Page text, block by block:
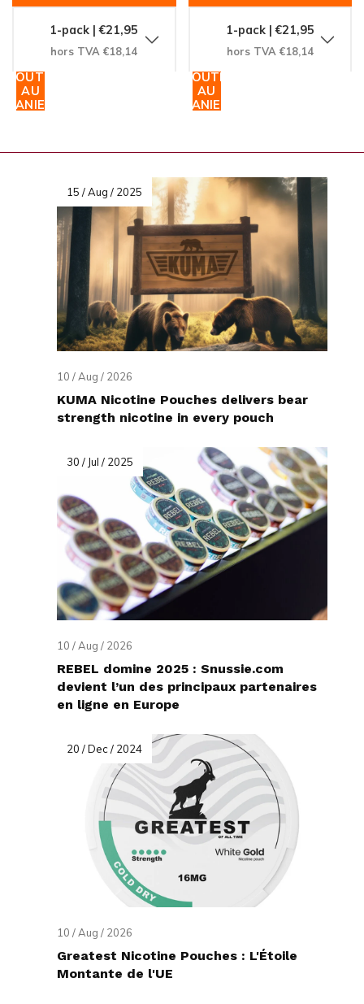
1-pack | €21,95
hors TVA €18,14
AJOUTER
AU
PANIER
1-pack | €21,95
hors TVA €18,14
AJOUTER
AU
PANIER
15 / Aug / 2025
10 / Aug / 2026
KUMA Nicotine Pouches delivers bear
strength nicotine in every pouch
30 / Jul / 2025
10 / Aug / 2026
REBEL domine 2025 : Snussie.com
devient l’un des principaux partenaires
en ligne en Europe
20 / Dec / 2024
10 / Aug / 2026
Greatest Nicotine Pouches : L'Étoile
Montante de l'UE